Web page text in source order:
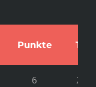
Punkte Tore
6 27:0